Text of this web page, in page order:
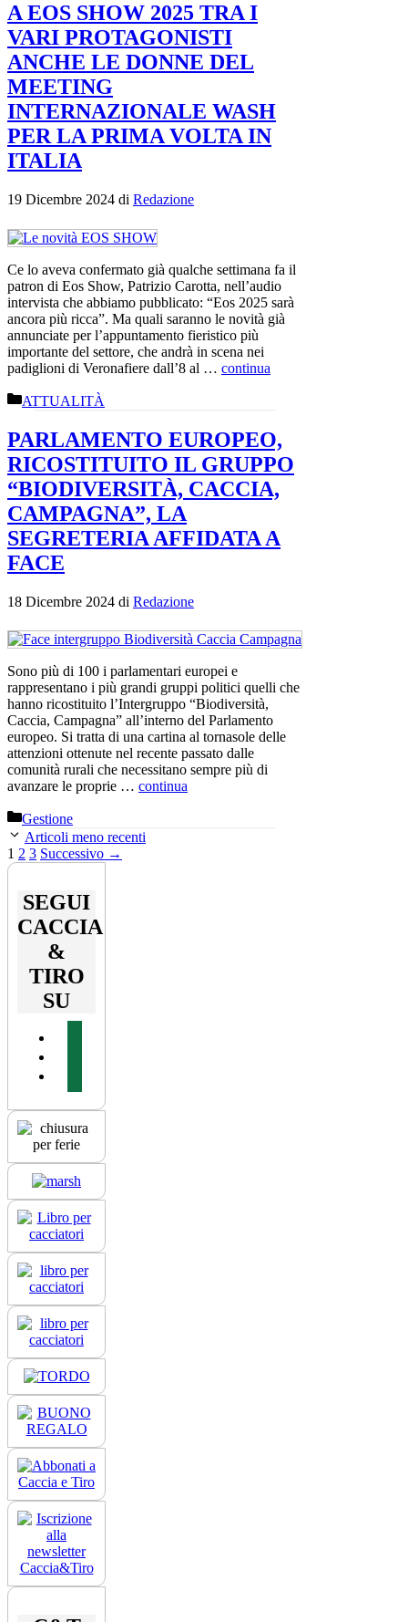
A EOS SHOW 2025 TRA I
VARI PROTAGONISTI
ANCHE LE DONNE DEL
MEETING
INTERNAZIONALE WASH
PER LA PRIMA VOLTA IN
ITALIA
19 Dicembre 2024 di Redazione
Ce lo aveva confermato già qualche settimana fa il
patron di Eos Show, Patrizio Carotta, nell’audio
intervista che abbiamo pubblicato: “Eos 2025 sarà
ancora più ricca”. Ma quali saranno le novità già
annunciate per l’appuntamento fieristico più
importante del settore, che andrà in scena nei
padiglioni di Veronafiere dall’8 al … continua
Categorie
ATTUALITÀ
PARLAMENTO EUROPEO,
RICOSTITUITO IL GRUPPO
“BIODIVERSITÀ, CACCIA,
CAMPAGNA”, LA
SEGRETERIA AFFIDATA A
FACE
18 Dicembre 2024 di Redazione
Sono più di 100 i parlamentari europei e
rappresentano i più grandi gruppi politici quelli che
hanno ricostituito l’Intergruppo “Biodiversità,
Caccia, Campagna” all’interno del Parlamento
europeo. Si tratta di una cartina al tornasole delle
attenzioni ottenute nel recente passato dalle
comunità rurali che necessitano sempre più di
avanzare le proprie … continua
Categorie
Gestione
Articoli meno recenti
Pagina
1 Pagina
2 Pagina
3 Successivo →
SEGUI
CACCIA
&
TIRO
SU